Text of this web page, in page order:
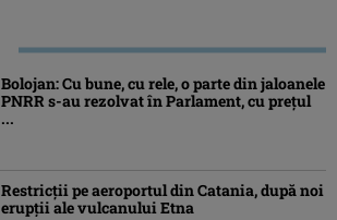
Bolojan: Cu bune, cu rele, o parte din jaloanele
PNRR s-au rezolvat în Parlament, cu preţul
...
Restricții pe aeroportul din Catania, după noi
erupții ale vulcanului Etna